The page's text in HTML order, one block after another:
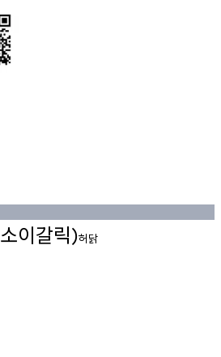
소이갈릭)허닭